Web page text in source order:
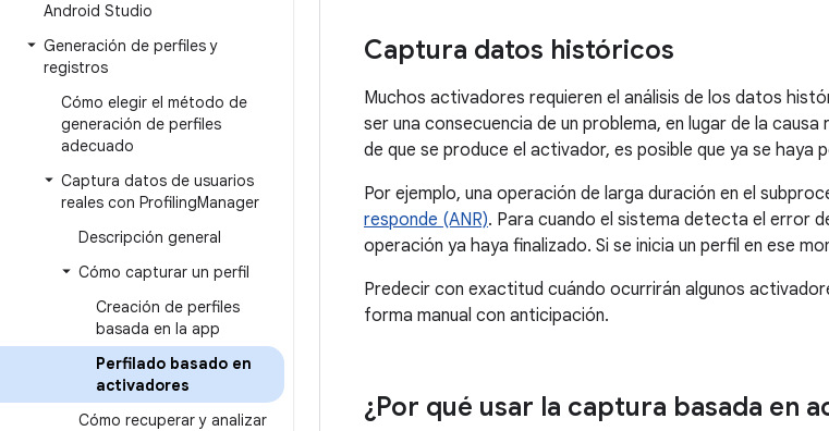
Android Studio
Generación de perfiles y
registros
Cómo elegir el método de
generación de perfiles
adecuado
Captura datos de usuarios
reales con ProfilingManager
Descripción general
Cómo capturar un perfil
Creación de perfiles
basada en la app
Perfilado basado en
activadores
Cómo recuperar y analizar
Captura datos históricos
Muchos activadores requieren el análisis de los datos
ser una consecuencia de un problema, en lugar de la
de que se produce el activador, es posible que ya se haya
Por ejemplo, una operación de larga duración en el
responde (ANR). Para cuando el sistema detecta el error
operación ya haya finalizado. Si se inicia un perfil en ese
Predecir con exactitud cuándo ocurrirán algunos
forma manual con anticipación.
¿Por qué usar la captura basada en